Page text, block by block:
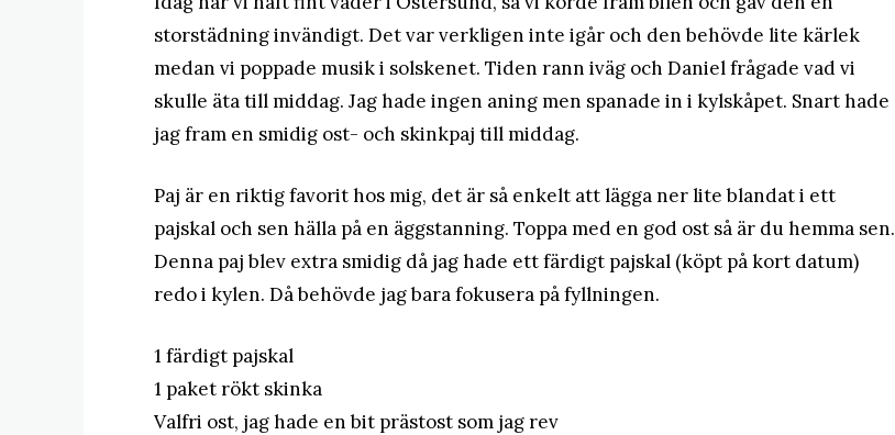
storstädning invändigt. Det var verkligen inte igår och den behövde lite kärlek
medan vi poppade musik i solskenet. Tiden rann iväg och Daniel frågade vad vi
skulle äta till middag. Jag hade ingen aning men spanade in i kylskåpet. Snart hade
jag fram en smidig ost- och skinkpaj till middag.
Paj är en riktig favorit hos mig, det är så enkelt att lägga ner lite blandat i ett
pajskal och sen hälla på en äggstanning. Toppa med en god ost så är du hemma sen.
Denna paj blev extra smidig då jag hade ett färdigt pajskal (köpt på kort datum)
redo i kylen. Då behövde jag bara fokusera på fyllningen.
1 färdigt pajskal
1 paket rökt skinka
Valfri ost, jag hade en bit prästost som jag rev